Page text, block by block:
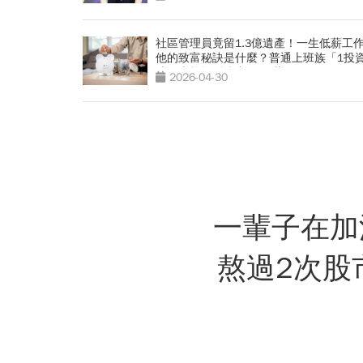
社區管理員竟留1.3億遺產！一生低薪工
他的致富秘訣是什麼？普通上班族「1投
法」也能輕鬆滾出4800萬
2026-04-30
一輩子在
熬過2次股